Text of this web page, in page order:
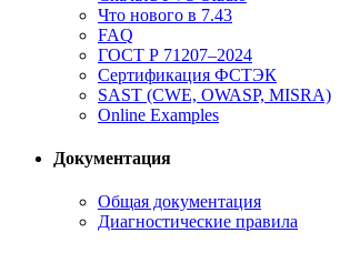
Что нового в 7.43
FAQ
ГОСТ Р 71207–2024
Сертификация ФСТЭК
SAST (CWE, OWASP, MISRA)
Online Examples
Документация
Общая документация
Диагностические правила